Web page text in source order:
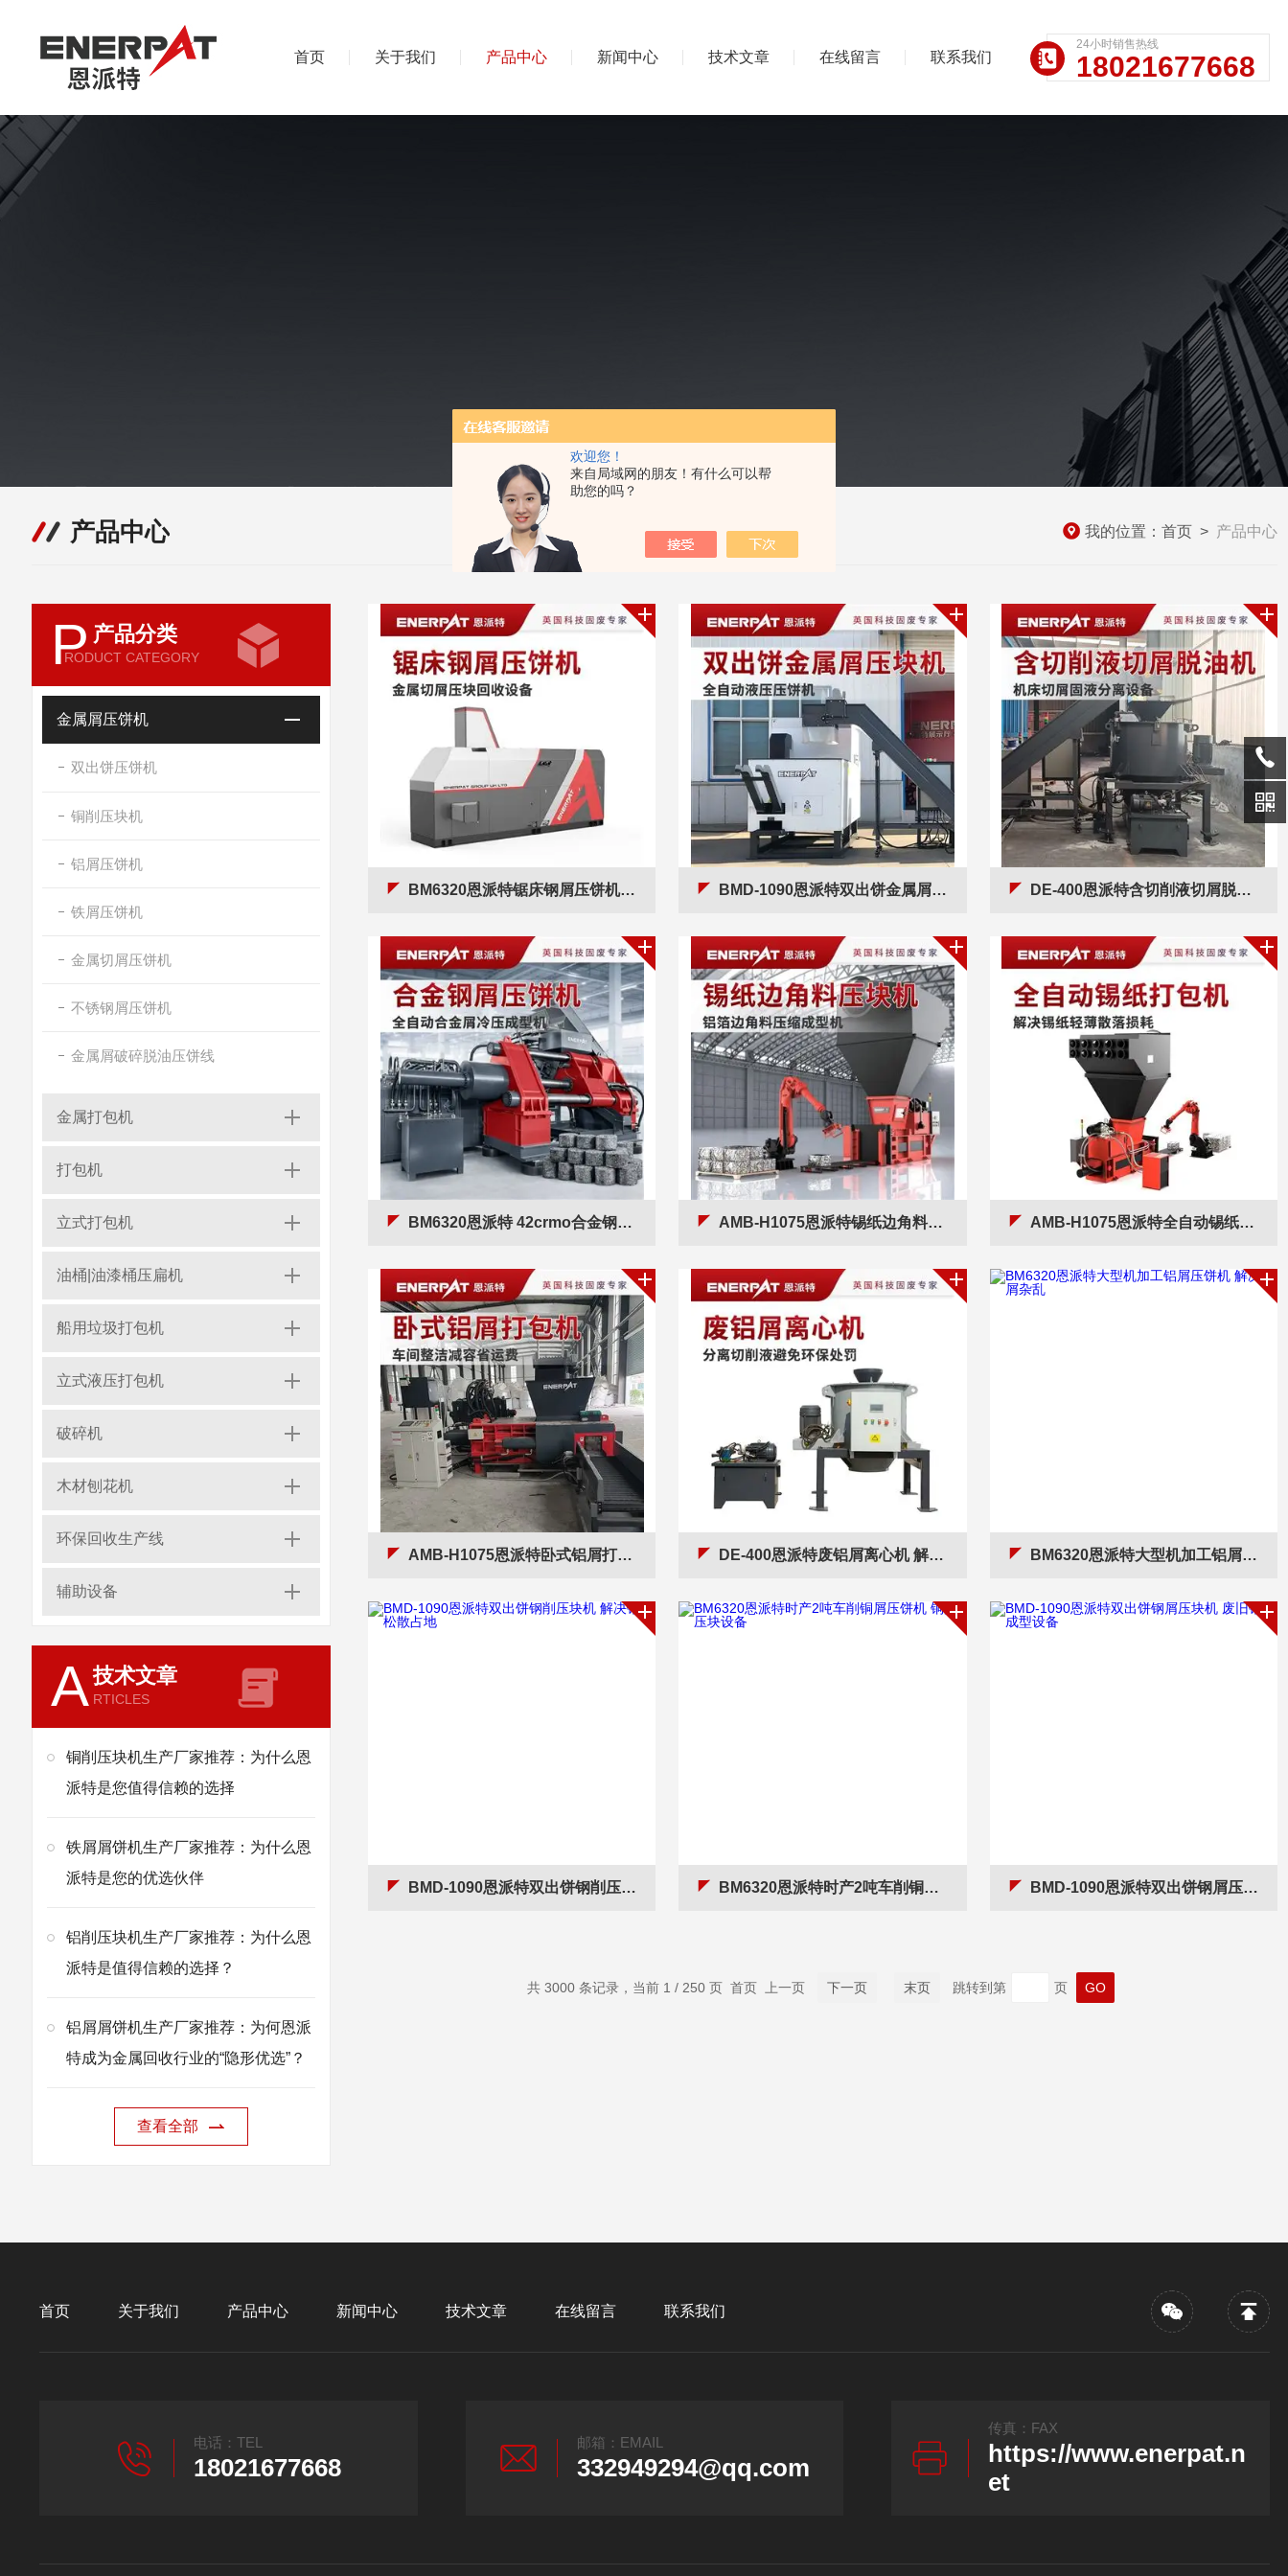
欢迎您！
来自局域网的朋友！有什么可以帮
助您的吗？
首页 关于我们 产品中心 新闻中心 技术文章 在线留言 联系我们
24小时销售热线
18021677668
产品中心 我的位置： 首页 > 产品中心
P 产品分类
RODUCT CATEGORY
金属屑压饼机
双出饼压饼机
铜削压块机
铝屑压饼机
铁屑压饼机
金属切屑压饼机
不锈钢屑压饼机
金属屑破碎脱油压饼线
金属打包机
打包机
立式打包机
油桶|油漆桶压扁机
船用垃圾打包机
立式液压打包机
破碎机
木材刨花机
环保回收生产线
辅助设备
A技术文章
RTICLES
铜削压块机生产厂家推荐：为什么恩
派特是您值得信赖的选择
铁屑屑饼机生产厂家推荐：为什么恩
派特是您的优选伙伴
铝削压块机生产厂家推荐：为什么恩
派特是值得信赖的选择？
铝屑屑饼机生产厂家推荐：为何恩派
特成为金属回收行业的“隐形优选”？
查看全部
BM6320恩派特锯床钢屑压饼机 机床金属切屑压缩机 BMD-1090恩派特双出饼金属屑压块机 铁屑铝渣压饼机 DE-400恩派特含切削液切屑脱油机 金属屑离心机
BM6320恩派特 42crmo合金钢屑压饼机 英国技术 AMB-H1075恩派特锡纸边角料压块机 铝箔压缩成型机 AMB-H1075恩派特全自动锡纸打包机 解决散落损耗
AMB-H1075恩派特卧式铝屑打包机 解决铝屑氧化散乱 DE-400恩派特废铝屑离心机 解决铝屑含水含油污染 BM6320恩派特大型机加工铝屑压饼机 解决铝屑杂乱
BMD-1090恩派特双出饼钢削压块机 解决钢削松散占地 BM6320恩派特时产2吨车削铜屑压饼机 铜渣压块设备 BMD-1090恩派特双出饼钢屑压块机 废旧钢屑成型设备
共 3000 条记录，当前 1 / 250 页 首页 上一页 下一页 末页 跳转到第 页
首页 关于我们 产品中心 新闻中心 技术文章 在线留言 联系我们
电话：TEL
18021677668
邮箱：EMAIL
332949294@qq.com
传真：FAX
https://www.enerpat.n
et